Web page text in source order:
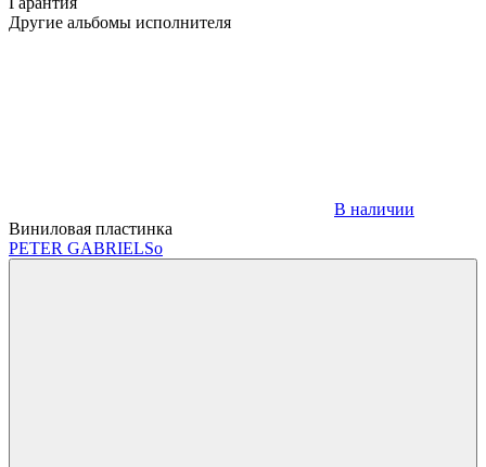
Другие альбомы исполнителя
В наличии
Виниловая пластинка
PETER GABRIELSo